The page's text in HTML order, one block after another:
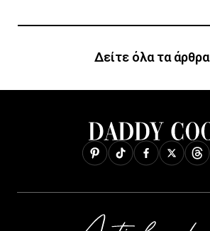
Δείτε όλα τα άρθρα